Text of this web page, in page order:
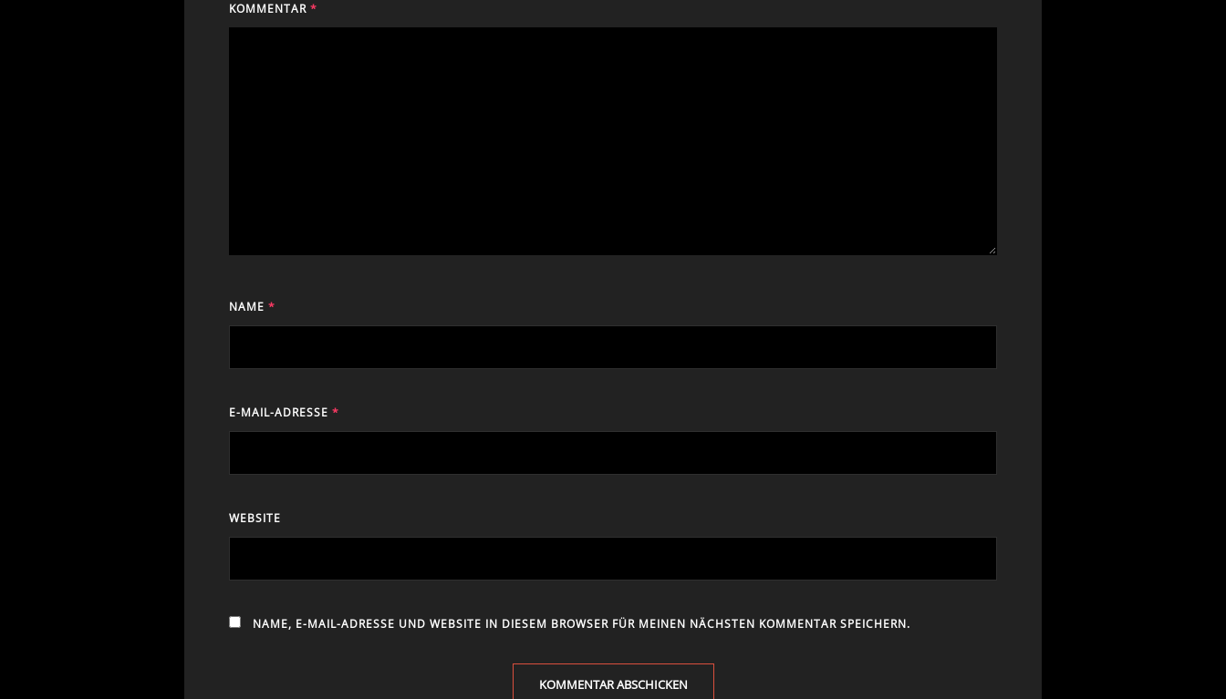
KOMMENTAR *
NAME *
E-MAIL-ADRESSE *
WEBSITE
NAME, E-MAIL-ADRESSE UND WEBSITE IN DIESEM BROWSER FÜR MEINEN NÄCHSTEN KOMMENTAR SPEICHERN.